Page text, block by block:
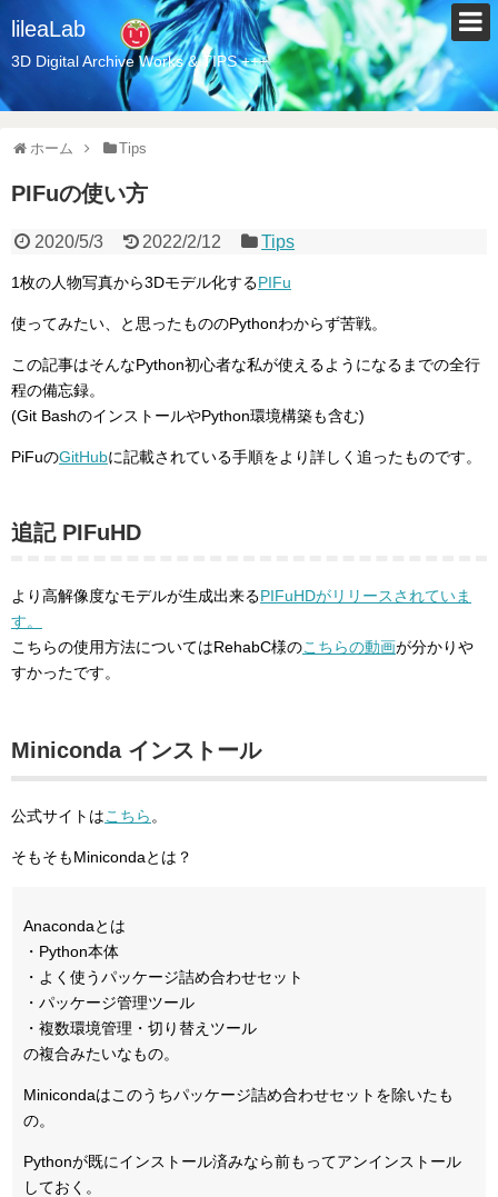
lileaLab
3D Digital Archive Works & TIPS +++
ホーム Tips
PIFuの使い方
2020/5/3 2022/2/12 Tips
1枚の人物写真から3Dモデル化するPIFu
使ってみたい、と思ったもののPythonわからず苦戦。
この記事はそんなPython初心者な私が使えるようになるまでの全行
程の備忘録。
(Git BashのインストールやPython環境構築も含む)
PiFuのGitHubに記載されている手順をより詳しく追ったものです。
追記 PIFuHD
より高解像度なモデルが生成出来るPIFuHDがリリースされていま
す。
こちらの使用方法についてはRehabC様のこちらの動画が分かりや
すかったです。
Miniconda インストール
公式サイトはこちら 。
そもそもMinicondaとは？
Anacondaとは
・Python本体
・よく使うパッケージ詰め合わせセット
・パッケージ管理ツール
・複数環境管理・切り替えツール
の複合みたいなもの。
Minicondaはこのうちパッケージ詰め合わせセットを除いたも
の。
Pythonが既にインストール済みなら前もってアンインストール
しておく。